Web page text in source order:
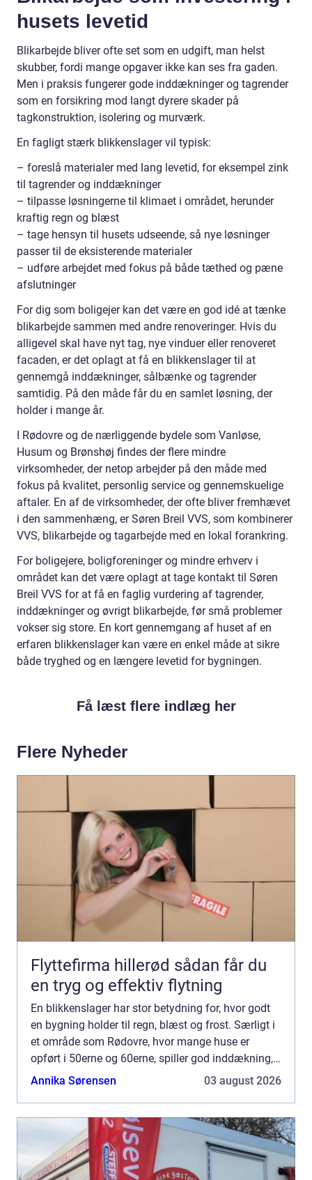
husets levetid
Blikarbejde bliver ofte set som en udgift, man helst
skubber, fordi mange opgaver ikke kan ses fra gaden.
Men i praksis fungerer gode inddækninger og tagrender
som en forsikring mod langt dyrere skader på
tagkonstruktion, isolering og murværk.
En fagligt stærk blikkenslager vil typisk:
– foreslå materialer med lang levetid, for eksempel zink
til tagrender og inddækninger
– tilpasse løsningerne til klimaet i området, herunder
kraftig regn og blæst
– tage hensyn til husets udseende, så nye løsninger
passer til de eksisterende materialer
– udføre arbejdet med fokus på både tæthed og pæne
afslutninger
For dig som boligejer kan det være en god idé at tænke
blikarbejde sammen med andre renoveringer. Hvis du
alligevel skal have nyt tag, nye vinduer eller renoveret
facaden, er det oplagt at få en blikkenslager til at
gennemgå inddækninger, sålbænke og tagrender
samtidig. På den måde får du en samlet løsning, der
holder i mange år.
I Rødovre og de nærliggende bydele som Vanløse,
Husum og Brønshøj findes der flere mindre
virksomheder, der netop arbejder på den måde med
fokus på kvalitet, personlig service og gennemskuelige
aftaler. En af de virksomheder, der ofte bliver fremhævet
i den sammenhæng, er Søren Breil VVS, som kombinerer
VVS, blikarbejde og tagarbejde med en lokal forankring.
For boligejere, boligforeninger og mindre erhverv i
området kan det være oplagt at tage kontakt til Søren
Breil VVS for at få en faglig vurdering af tagrender,
inddækninger og øvrigt blikarbejde, før små problemer
vokser sig store. En kort gennemgang af huset af en
erfaren blikkenslager kan være en enkel måde at sikre
både tryghed og en længere levetid for bygningen.
Få læst flere indlæg her
Flere Nyheder
Flyttefirma hillerød sådan får du
en tryg og effektiv flytning
En blikkenslager har stor betydning for, hvor godt
en bygning holder til regn, blæst og frost. Særligt i
et område som Rødovre, hvor mange huse er
opført i 50erne og 60erne, spiller god inddækning,
tagrender og tagarbejde en vigtig rolle for både
Annika Sørensen 03 august 2026